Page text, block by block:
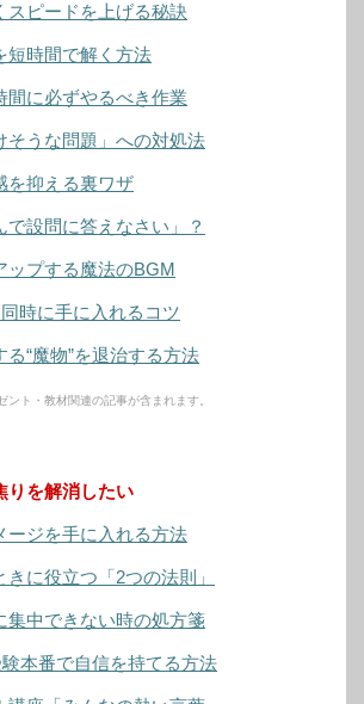
スピードを上げる秘訣
短時間で解く方法
間に必ずやるべき作業
そうな問題」への対処法
を抑える裏ワザ
で設問に答えなさい」？
ップする魔法のBGM
時に手に入れるコツ
“魔物”を退治する方法
ト・教材関連の記事が含まれます。
を解消したい
ージを手に入れる方法
に役立つ「2つの法則」
集中できない時の処方箋
本番で自信を持てる方法